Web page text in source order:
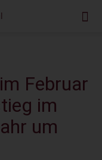
Februar
im
um